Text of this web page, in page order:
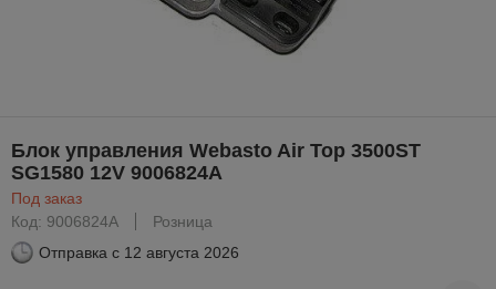
Блок управления Webasto Air Top 3500ST
SG1580 12V 9006824A
Под заказ
Код: 9006824A
Розница
Отправка с 12 августа 2026